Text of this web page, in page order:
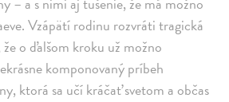
Vzápätí rodinu rozvráti tragická
o ďalšom kroku už možno
komponovaný príbeh
ktorá sa učí kráčať svetom a občas